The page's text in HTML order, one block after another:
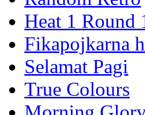
Heat 1 Round
Fikapojkarna
Selamat Pagi
True Colours